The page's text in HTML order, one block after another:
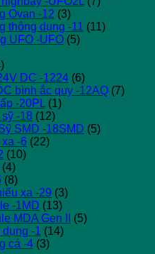
Ovan -12 (3)
thông dụng -11 (11)
UFO -UFO (5)
DC -1224 (6)
bình ắc quy -12AQ (7)
-20PL (1)
-18 (12)
SMD -18SMD (5)
-6 (22)
(10)
(4)
(8)
xa -29 (3)
-1MD (13)
MDA Gen II
(5)
-1 (14)
cá -4 (3)